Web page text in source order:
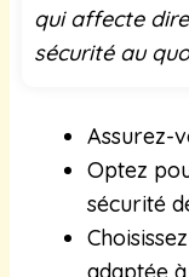
qui affecte
sécurité au
Assurez-
Optez
sécurité
adaptée